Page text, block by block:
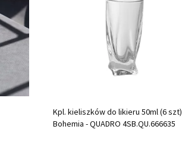
Kpl. kieliszków do likieru 50ml (6 szt)
Bohemia - QUADRO 4SB.QU.666635